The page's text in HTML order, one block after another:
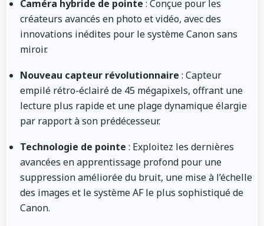
Caméra hybride de pointe : Conçue pour les
créateurs avancés en photo et vidéo, avec des
innovations inédites pour le système Canon sans
miroir.
Nouveau capteur révolutionnaire : Capteur
empilé rétro-éclairé de 45 mégapixels, offrant une
lecture plus rapide et une plage dynamique élargie
par rapport à son prédécesseur.
Technologie de pointe : Exploitez les dernières
avancées en apprentissage profond pour une
suppression améliorée du bruit, une mise à l’échelle
des images et le système AF le plus sophistiqué de
Canon.